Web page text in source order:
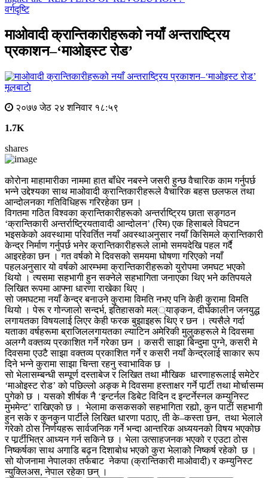
वर्गदृष्टि
माओवादी क्रान्तिकारीहरूको नयाँ अन्तराष्ट्रिय
प्रकाशन–‘माओइस्ट रोड’
मूलबाटाे
२०७७ जेठ २४ शनिवार १८:५९
1.7K
shares
कोरोना माहामारीका नाममा हात बाँधेर नबस्ने जसरी हुन्छ वैचारिक काम गर्नुपर्छ
भन्ने उद्देश्यका साथ माओवादी क्रान्तिकारीहरूले वैचारिक बहस छलफल तथा
आन्दोलनका गतिविधिहरू गरिरहेका छन ।
विगतमा गठित विश्वका क्रान्तिकारीहरूको अन्तर्राष्ट्रिय छाता सङ्गठन
‘क्रान्तिकारी अन्तर्राष्ट्रियतावादी आन्दोलन’ (रिम) एक हिसाबले विघटन
भइसकेको अवस्थामा परिवर्तित नयाँ अवस्थाअनुसार नयाँ किसिमले क्रान्तिकारी
केन्द्र निर्माण गर्नुपर्छ भनेर क्रान्तिकारीहरूले लामो समयदेखि पहल गर्दै
आइरहेका छन । गत वर्षको मे दिवसको समयमा घोषणा गरिएको नयाँ
पहलअनुसार यो वर्षको आरम्भमा क्रान्तिकारीहरूको युरोपमा जमघट भएको
थियो । त्यसमा सहभागी हुन सक्नेले सहभागिता जनाएका थिए भने कतिपयले
लिखित रूपमा आफ्ना धारणा राखेका थिए ।
सो जमघटमा नयाँ केन्द्र बनाउने कुरामा विमति नभए पनि केही कुरामा विमति
थियो । पेरू र गोन्जालो सन्दर्भ, इतिहासको मल््याङ्कन, दीर्घकालीन जनयुद्ध
लगायतका विषयलाई लिएर केही फरक बुझाइहरू थिए र छन । त्यसैले गर्दा
यताका वर्षहरूमा ब्राजिललगायतका ल्याटिन अमेरिकी मुलुकहरूले मे दिवसमा
अलग्गै वक्तव्य प्रकाशित गर्ने गरेका छन । कसरी साझा बिन्दुमा पुग्ने, कसरी मे
दिवसमा एउटै साझा वक्तव्य प्रकाशित गर्ने र कसरी नयाँ केन्द्रलाई साकार रूप
दिने भन्ने कुरामा साझा चिन्ता रहनु स्वाभाविक छ ।
सो भेलासम्बन्धी सम्पूर्ण दस्ताबेज र लिखित तथा मौखिक धारणाहरूलाई समेटेर
‘माओइस्ट रोड’ को पछिल्लो अङ्क मे दिवसमा हस्ताक्षर गर्ने पार्र्टी तथा मोर्चासम्म
पुगेको छ । यसको शीर्षक नै ‘इन्टर्नल डिबेट विदिन द इन्टर्नेस्नल कम्युनिस्ट
मुभमेन्ट’ राखिएको छ । भेलामा कसकसको सहभागिता रह्यो, कुन पार्टी सहभागी
हुन सके र कुनकुन पार्टीले लिखित धारणा पठाए, ती के–कस्ता छन, तथा भेलाले
गरेको ठोस निर्णयहरू सार्वजनिक गर्ने भन्दा आन्तरिक अध्ययनको विषय भएकोछ
र पार्र्टीभित्र आध्यन गर्न सकिने छ । भेला उत्साहजनक भएको र एउटा ठोस
निष्कर्षका साथ अगाडि बढ्न दिशाबोध भएको कुरा भेलाको निष्कर्ष रहेको छ ।
सो योजनामा नेपालका तर्फबाट नेकपा (क्रान्तिकारी माओवादी) र कम्युनिस्ट
न्युक्लिअस, नेपाल रहेका छन् ।